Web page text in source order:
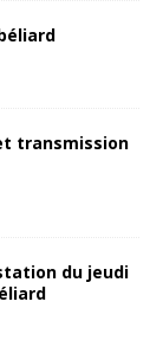
transmission
du jeudi